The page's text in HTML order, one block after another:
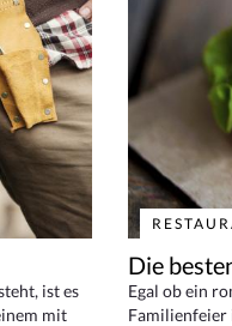
ist es
mit
Die
Egal ob ein
Familienfeier